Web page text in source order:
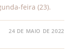
feira (23).
24 DE MAIO DE 2022